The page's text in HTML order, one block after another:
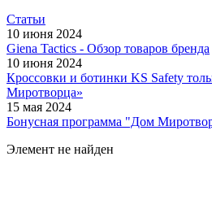
Статьи
10 июня 2024
Giena Tactics - Обзор товаров бренда
10 июня 2024
Кроссовки и ботинки KS Safety
Миротворца»
15 мая 2024
Бонусная программа "Дом
Элемент не найден